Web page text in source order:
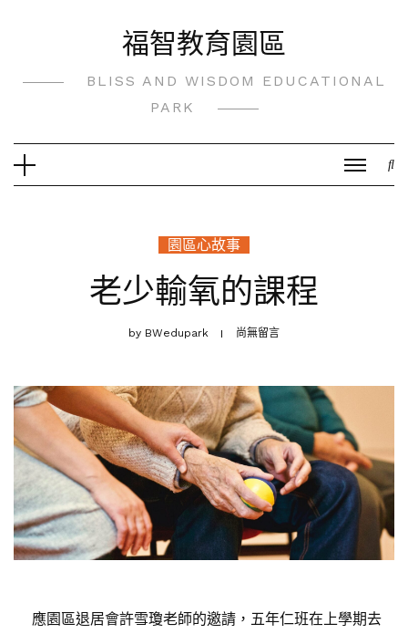
福智教育園區
BLISS AND WISDOM EDUCATIONAL
PARK
園區心故事
老少輸氧的課程
by BWedupark 尚無留言
應園區退居會許雪瓊老師的邀請，五年仁班在上學期去